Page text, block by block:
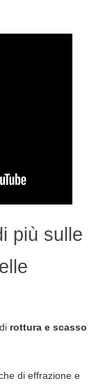
più sulle
rottura e scasso
di effrazione e